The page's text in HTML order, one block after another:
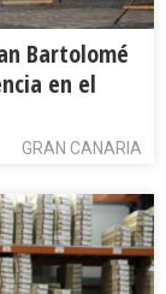
Bartolomé
en el
GRAN CANARIA